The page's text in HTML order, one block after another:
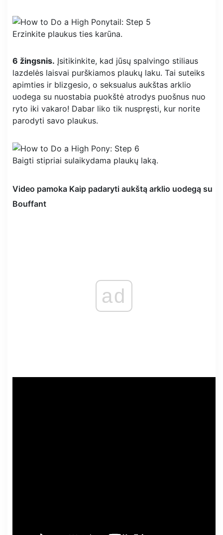
Erzinkite plaukus ties karūna.
6 žingsnis. Įsitikinkite, kad jūsų spalvingo stiliaus
lazdelės laisvai purškiamos plaukų laku. Tai suteiks
apimties ir blizgesio, o seksualus aukštas arklio
uodega su nuostabia puokštė atrodys puošnus nuo
ryto iki vakaro! Dabar liko tik nuspręsti, kur norite
parodyti savo plaukus.
Baigti stipriai sulaikydama plaukų laką.
Video pamoka Kaip padaryti aukštą arklio uodegą su
Bouffant
ad